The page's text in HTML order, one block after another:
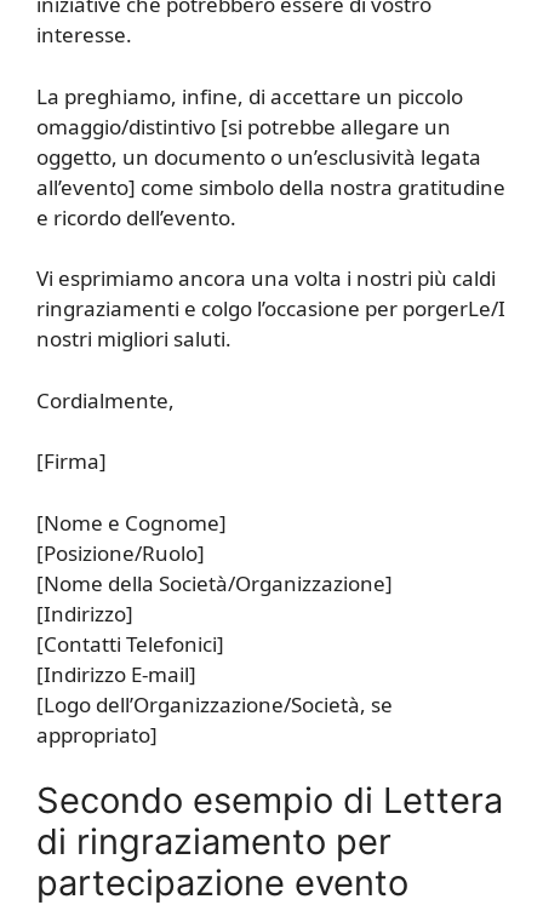
interesse.
La preghiamo, infine, di accettare un piccolo
omaggio/distintivo [si potrebbe allegare un
oggetto, un documento o un’esclusività legata
all’evento] come simbolo della nostra gratitudine
e ricordo dell’evento.
Vi esprimiamo ancora una volta i nostri più caldi
ringraziamenti e colgo l’occasione per porgerLe/I
nostri migliori saluti.
Cordialmente,
[Firma]
[Nome e Cognome]
[Posizione/Ruolo]
[Nome della Società/Organizzazione]
[Indirizzo]
[Contatti Telefonici]
[Indirizzo E-mail]
[Logo dell’Organizzazione/Società, se
appropriato]
Secondo esempio di Lettera
di ringraziamento per
partecipazione evento